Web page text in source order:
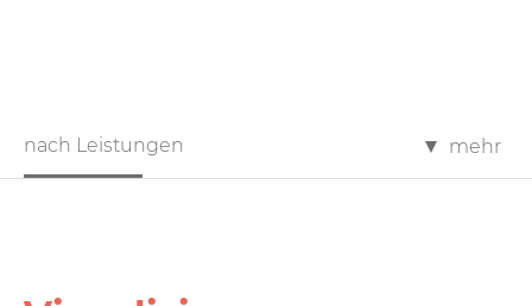
nach Leistungen mehr